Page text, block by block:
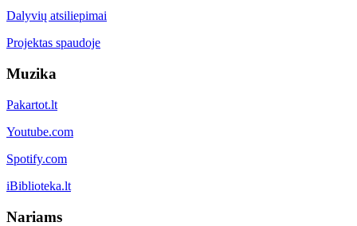
Dalyvių atsiliepimai
Projektas spaudoje
Muzika
Pakartot.lt
Youtube.com
Spotify.com
iBiblioteka.lt
Nariams